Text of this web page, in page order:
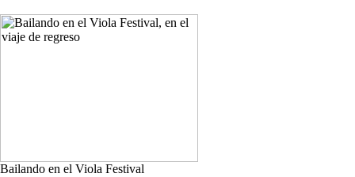
Bailando en el Viola Festival